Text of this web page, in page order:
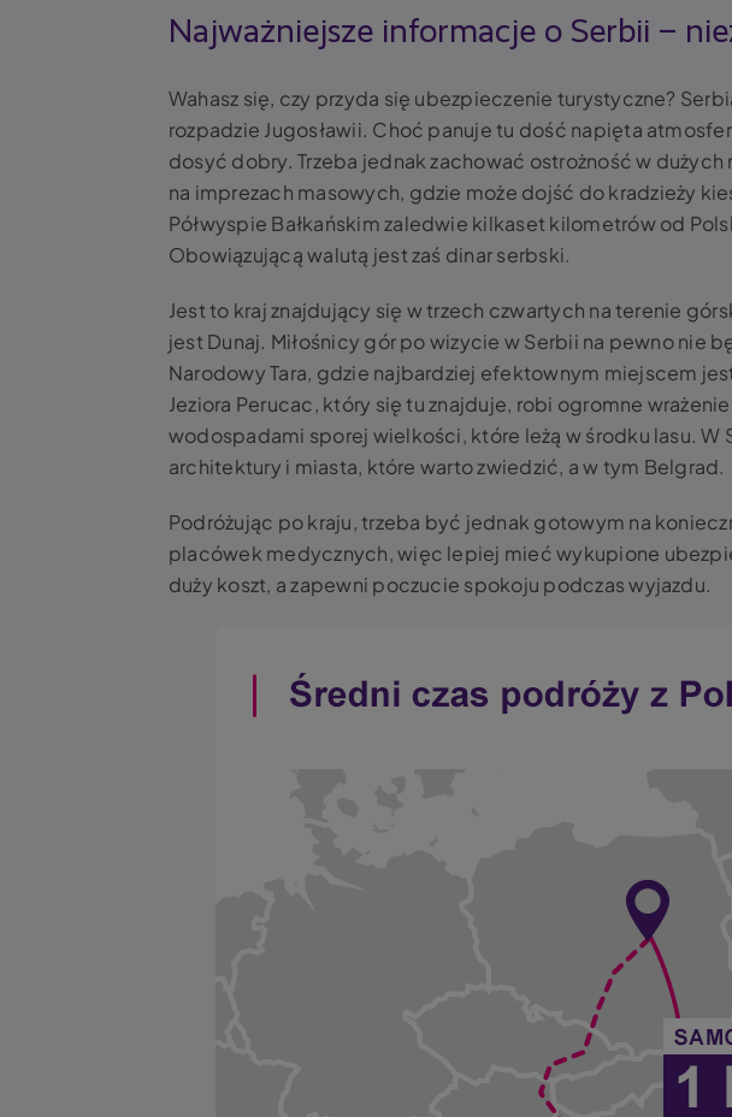
Najważniejsze informacje o Serbii –
Wahasz się, czy przyda się ubezpieczenie turystyczne?
rozpadzie Jugosławii. Choć panuje tu dość napięta
dosyć dobry. Trzeba jednak zachować ostrożność w
na imprezach masowych, gdzie może dojść do kradzieży
Półwyspie Bałkańskim zaledwie kilkaset kilometrów od
Obowiązującą walutą jest zaś dinar serbski.
Jest to kraj znajdujący się w trzech czwartych na terenie
jest Dunaj. Miłośnicy gór po wizycie w Serbii na pewno nie
Narodowy Tara, gdzie najbardziej efektownym miejscem
Jeziora Perucac, który się tu znajduje, robi ogromne
wodospadami sporej wielkości, które leżą w środku lasu. W
architektury i miasta, które warto zwiedzić, a w tym Belgrad.
Podróżując po kraju, trzeba być jednak gotowym na
placówek medycznych, więc lepiej mieć wykupione
duży koszt, a zapewni poczucie spokoju podczas wyjazdu.